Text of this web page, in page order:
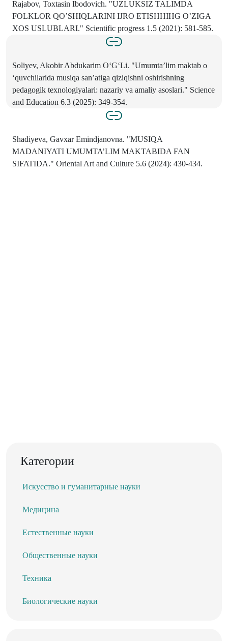
Rajabov, Toxtasin Ibodovich. "UZLUKSIZ TALIMDA
FOLKLOR QO’SHIQLARINI IJRO ETISHHIHG O’ZIGA
XOS USLUBLARI." Scientific progress 1.5 (2021): 581-585.
Soliyev, Akobir Abdukarim O‘G‘Li. "Umumta’lim maktab o
‘quvchilarida musiqa san’atiga qiziqishni oshirishning
pedagogik texnologiyalari: nazariy va amaliy asoslari." Science
and Education 6.3 (2025): 349-354.
Shadiyeva, Gavxar Emindjanovna. "MUSIQA
MADANIYATI UMUMTA’LIM MAKTABIDA FAN
SIFATIDA." Oriental Art and Culture 5.6 (2024): 430-434.
Категории
Искусство и гуманитарные науки
Медицина
Естественные науки
Общественные науки
Техника
Биологические науки